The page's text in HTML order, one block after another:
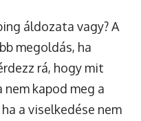
áldozata vagy? A
megoldás, ha
rá, hogy mit
kapod meg a
a viselkedése nem